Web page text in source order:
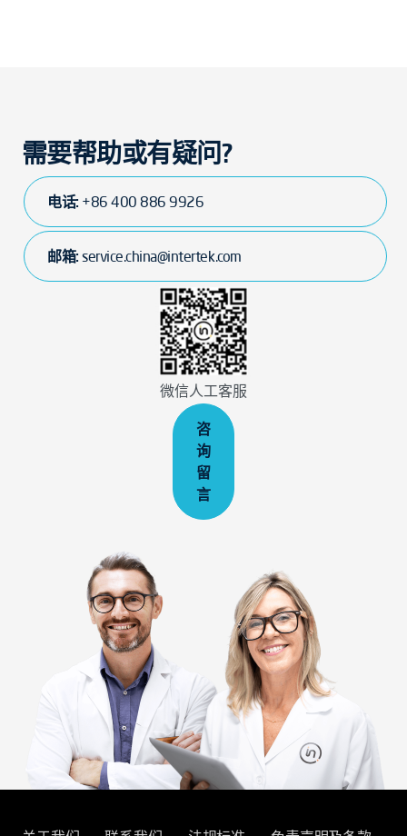
需要帮助或有疑问?
电话: +86 400 886 9926
邮箱:service.china@intertek.com
微信人工客服
咨
询
留
言